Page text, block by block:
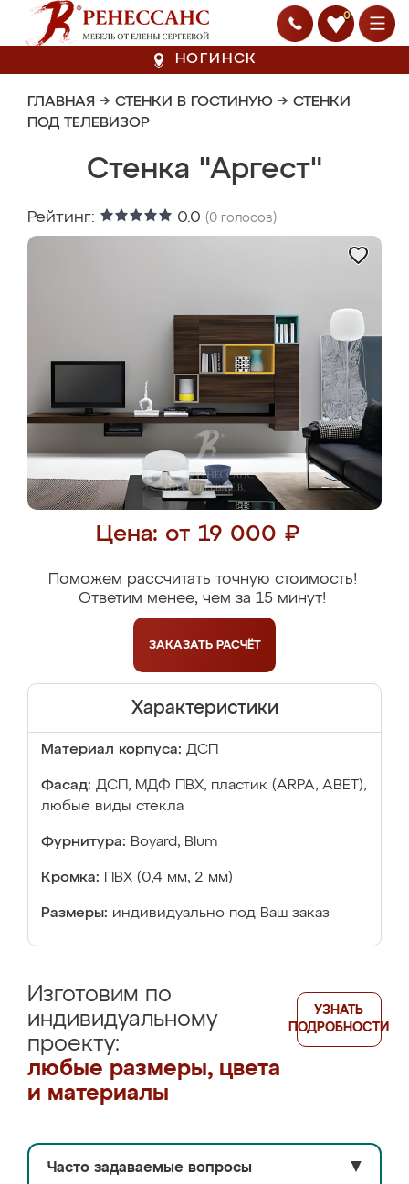
0
НОГИНСК
ГЛАВНАЯ → СТЕНКИ В ГОСТИНУЮ → СТЕНКИ
ПОД ТЕЛЕВИЗОР
Стенка "Аргест"
Рейтинг: 0.0 (0 голосов)
Цена: от 19 000 ₽
Поможем рассчитать точную стоимость!
Ответим менее, чем за 15 минут!
ЗАКАЗАТЬ РАСЧЁТ
Характеристики
Материал корпуса: ДСП
Фасад: ДСП, МДФ ПВХ, пластик (ARPA, ABET),
любые виды стекла
Фурнитура: Boyard, Blum
Кромка: ПВХ (0,4 мм, 2 мм)
Размеры: индивидуально под Ваш заказ
Изготовим по
индивидуальному
проекту:
любые размеры, цвета
и материалы
УЗНАТЬ
ПОДРОБНОСТИ
Часто задаваемые вопросы ▼